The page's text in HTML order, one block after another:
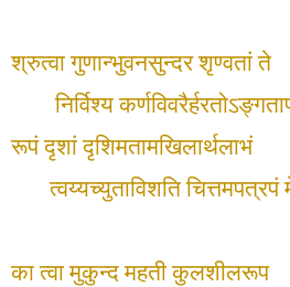
श्रुत्वा गुणान्भुवनसुन्दर शृण्वतां ते
निर्विश्य
रूपं दृशां दृशिमतामखिलार्थलाभं
त्वय्यच्युताविशति
का त्वा मुकुन्द महती कुलशीलरूप